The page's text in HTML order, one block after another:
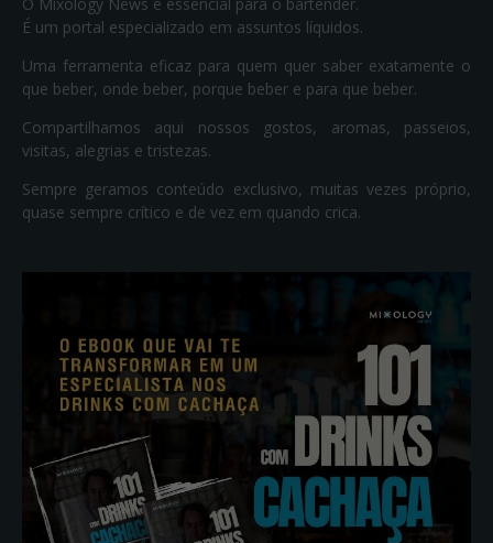
É um portal especializado em assuntos líquidos.
Uma ferramenta eficaz para quem quer saber exatamente o
que beber, onde beber, porque beber e para que beber.
Compartilhamos aqui nossos gostos, aromas, passeios,
visitas, alegrias e tristezas.
Sempre geramos conteúdo exclusivo, muitas vezes próprio,
quase sempre crítico e de vez em quando crica.